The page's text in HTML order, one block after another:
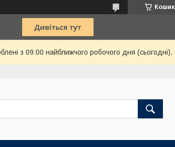
Кошик
з 09:00 найближчого робочого дня (сьогодні).